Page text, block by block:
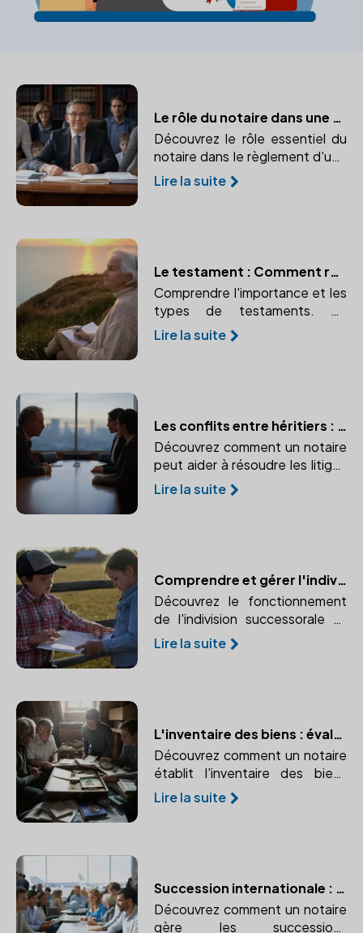
Le rôle du notaire dans une succession
Découvrez le rôle essentiel du
notaire dans le règlement d'une
succession et pourquoi son
intervention est indispensable
Lire la suite
Le testament : Comment rédiger ses dernières volontés avec l'aide d'un notaire
Comprendre l'importance et les
types de testaments. Un
testament bien rédigé garantit
le respect de vos volontés
Lire la suite
Les conflits entre héritiers : le rôle du notaire comme médiateur
Découvrez comment un notaire
peut aider à résoudre les litiges
lors d'une succession et éviter
des procédures longues et
Lire la suite
Comprendre et gérer l'indivision successorale avec l'aide d'un notaire
Découvrez le fonctionnement
de l'indivision successorale et
comment un notaire peut vous
aider à gérer cette situation
Lire la suite
L'inventaire des biens : évaluer le patrimoine du défunt
Découvrez comment un notaire
établit l'inventaire des biens
pour une succession et
pourquoi un inventaire précis
Lire la suite
Succession internationale : les spécificités à connaître
Découvrez comment un notaire
gère les successions